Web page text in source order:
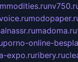
madoma.ru
porno-online-
expo.ruribery.ru